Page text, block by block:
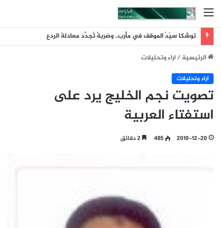
القائمة
توشكا سيّدُ الموقف في مأرب.. وضربةٌ تُجدِّد معادلةَ الردع
الرئيسية/اراء وتحليلات
اراء وتحليلات
تصويت نجم الخليج يرد على
استفتاء العربية
2010-12-20
485